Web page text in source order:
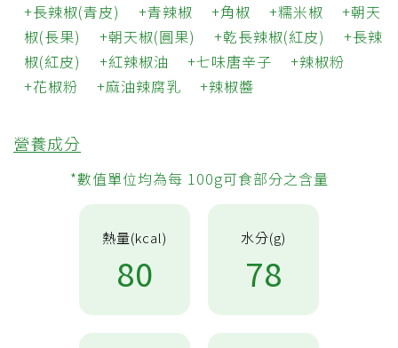
長辣椒(青皮)
青辣椒 角椒 糯米椒
朝天
椒(長果)
朝天椒(圓果) 乾長辣椒(紅皮)
長辣
椒(紅皮)
紅辣椒油 七味唐辛子
辣椒粉
花椒粉
麻油辣腐乳 辣椒醬
營養成分
*數值單位均為每 100g可食部分之含量
熱量(kcal)
80
水分(g)
78